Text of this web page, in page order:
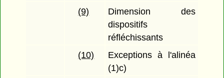
(9)
Dimension des
dispositifs
réfléchissants
(10)
Exceptions à l'alinéa
(1)c)